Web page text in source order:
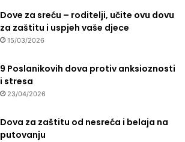
Dove za sreću – roditelji, učite ovu dovu
za zaštitu i uspjeh vaše djece
15/03/2026
9 Poslanikovih dova protiv anksioznosti
i stresa
23/04/2026
Dova za zaštitu od nesreća i belaja na
putovanju